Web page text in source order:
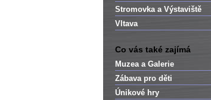
Stromovka a Výstaviště
Vltava
Co vás také zajímá
Muzea a Galerie
Zábava pro děti
Únikové hry